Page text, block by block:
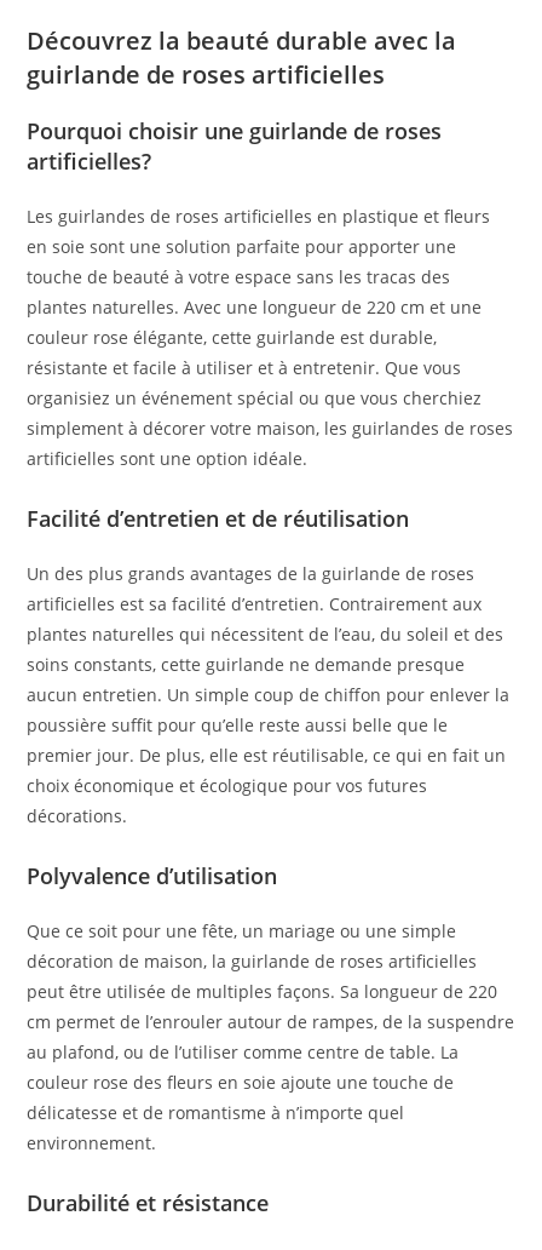
Découvrez la beauté durable avec la
guirlande de roses artificielles
Pourquoi choisir une guirlande de roses
artificielles?
Les guirlandes de roses artificielles en plastique et fleurs
en soie sont une solution parfaite pour apporter une
touche de beauté à votre espace sans les tracas des
plantes naturelles. Avec une longueur de 220 cm et une
couleur rose élégante, cette guirlande est durable,
résistante et facile à utiliser et à entretenir. Que vous
organisiez un événement spécial ou que vous cherchiez
simplement à décorer votre maison, les guirlandes de roses
artificielles sont une option idéale.
Facilité d’entretien et de réutilisation
Un des plus grands avantages de la guirlande de roses
artificielles est sa facilité d’entretien. Contrairement aux
plantes naturelles qui nécessitent de l’eau, du soleil et des
soins constants, cette guirlande ne demande presque
aucun entretien. Un simple coup de chiffon pour enlever la
poussière suffit pour qu’elle reste aussi belle que le
premier jour. De plus, elle est réutilisable, ce qui en fait un
choix économique et écologique pour vos futures
décorations.
Polyvalence d’utilisation
Que ce soit pour une fête, un mariage ou une simple
décoration de maison, la guirlande de roses artificielles
peut être utilisée de multiples façons. Sa longueur de 220
cm permet de l’enrouler autour de rampes, de la suspendre
au plafond, ou de l’utiliser comme centre de table. La
couleur rose des fleurs en soie ajoute une touche de
délicatesse et de romantisme à n’importe quel
environnement.
Durabilité et résistance